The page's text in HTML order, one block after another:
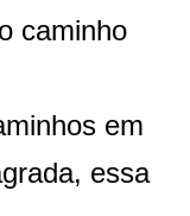
caminho
em
essa